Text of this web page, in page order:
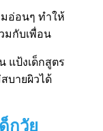
อ่อนๆ ทำให้
มกับเพื่อน
แป้งเด็กสูตร
บายผิวได้
กวัย